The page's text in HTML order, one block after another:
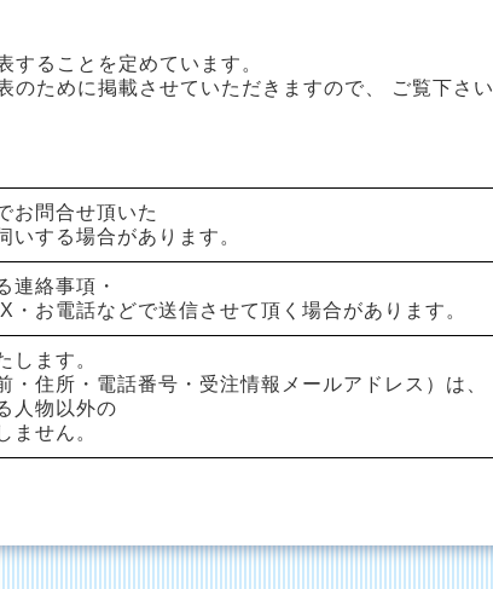
ることを定めています。
のために掲載させていただきますので、 ご覧下さい
お問合せ頂いた
する場合があります。
連絡事項・
お電話などで送信させて頂く場合があります。
します。
住所・電話番号・受注情報メールアドレス）は、
人物以外の
ません。